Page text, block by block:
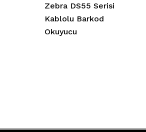
Zebra DS55 Serisi
Kablolu Barkod
Okuyucu